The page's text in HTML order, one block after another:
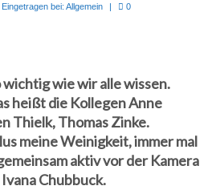
Eingetragen bei: Allgemein 0
wie wir alle wissen.
heißt die Kollegen Anne
Thielk, Thomas Zinke.
meine Weinigkeit, immer mal
aktiv vor der Kamera
Chubbuck.